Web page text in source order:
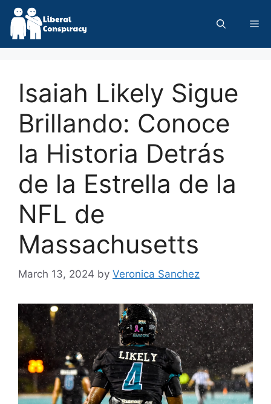
Skip
content
Isaiah Likely Sigue
Brillando: Conoce
la Historia Detrás
de la Estrella de la
NFL de
Massachusetts
March 13, 2024 by Veronica Sanchez